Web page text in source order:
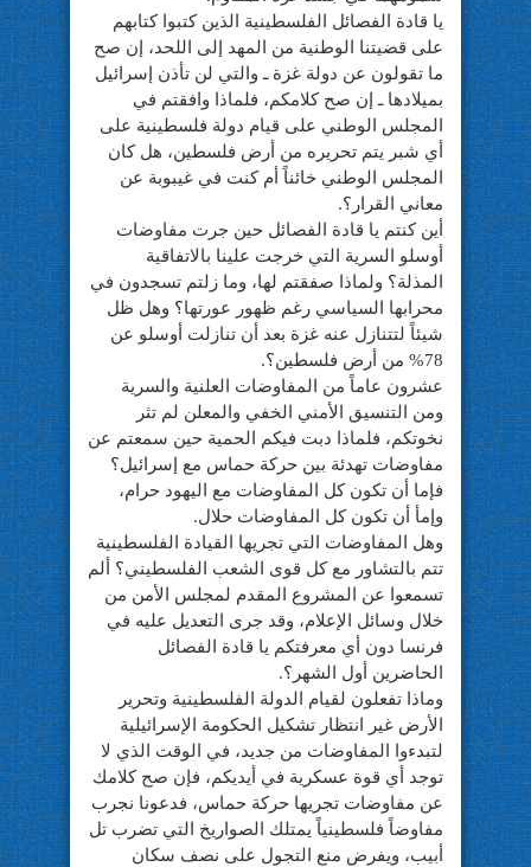
يا قادة الفصائل الفلسطينية الذين كتبوا كتابهم
على قضيتنا الوطنية من المهد إلى اللحد، إن صح
ما تقولون عن دولة غزة ـ والتي لن تأذن إسرائيل
بميلادها ـ إن صح كلامكم، فلماذا وافقتم في
المجلس الوطني على قيام دولة فلسطينية على
أي شبر يتم تحريره من أرض فلسطين، هل كان
المجلس الوطني خائناً أم كنت في غيبوبة عن
معاني القرار؟.
أين كنتم يا قادة الفصائل حين جرت مفاوضات
أوسلو السرية التي خرجت علينا بالاتفاقية
المذلة؟ ولماذا صفقتم لها، وما زلتم تسجدون في
محرابها السياسي رغم ظهور عورتها؟ وهل ظل
شيئاً لتتنازل عنه غزة بعد أن تنازلت أوسلو عن
78% من أرض فلسطين؟.
عشرون عاماً من المفاوضات العلنية والسرية
ومن التنسيق الأمني الخفي والمعلن لم تثر
نخوتكم، فلماذا دبت فيكم الحمية حين سمعتم عن
مفاوضات تهدئة بين حركة حماس مع إسرائيل؟
فإما أن تكون كل المفاوضات مع اليهود حرام،
وإمأ أن تكون كل المفاوضات حلال.
وهل المفاوضات التي تجريها القيادة الفلسطينية
تتم بالتشاور مع كل قوى الشعب الفلسطيني؟ ألم
تسمعوا عن المشروع المقدم لمجلس الأمن من
خلال وسائل الإعلام، وقد جرى التعديل عليه في
فرنسا دون أي معرفتكم يا قادة الفصائل
الحاضرين أول الشهر؟.
وماذا تفعلون لقيام الدولة الفلسطينية وتحرير
الأرض غير انتظار تشكيل الحكومة الإسرائيلية
لتبدءوا المفاوضات من جديد، في الوقت الذي لا
توجد أي قوة عسكرية في أيديكم، فإن صح كلامك
عن مفاوضات تجريها حركة حماس، فدعونا نجرب
مفاوضاً فلسطينياً يمتلك الصواريخ التي تضرب تل
أبيب، ويفرض منع التجول على نصف سكان